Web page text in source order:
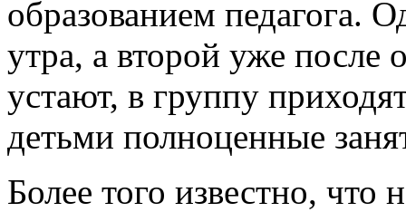
образованием педагога.
утра, а второй уже после
устают, в группу
детьми полноценные
Более того известно, что